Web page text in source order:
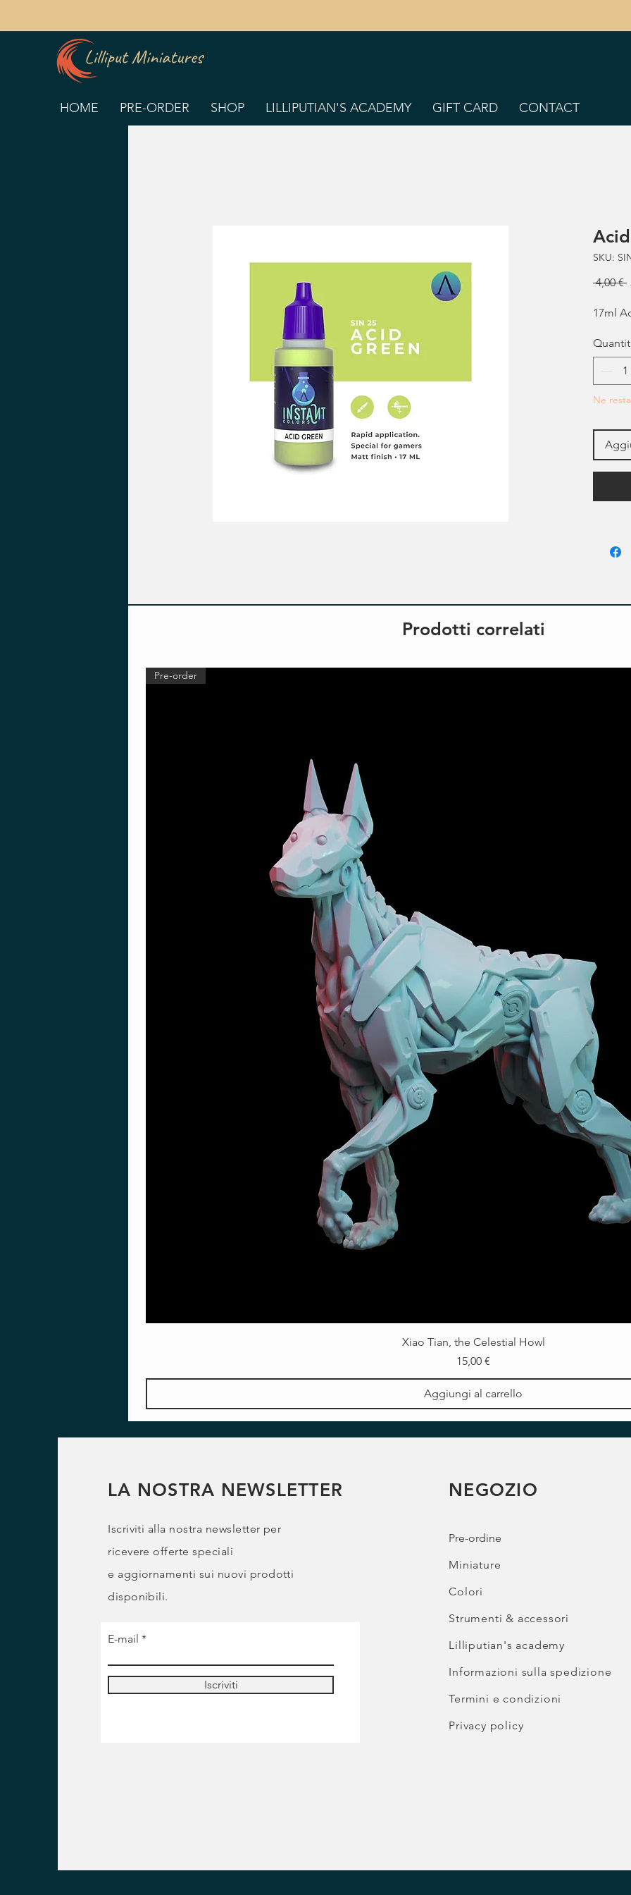
HOME PRE-ORDER SHOP LILLIPUTIAN'S ACADEMY GIFT CARD CONTACT
SKU:
4,00 €
17ml
Ne
Prodotti correlati
Pre-order
Xiao Tian, the Celestial Howl
Prezzo
15,00 €
Aggiungi al carrello
LA NOSTRA NEWSLETTER
Iscriviti alla nostra newsletter per
ricevere offerte speciali
e aggiornamenti sui nuovi prodotti
disponibili.
E-mail
Iscriviti
NEGOZIO
Pre-ordine
Miniature
Colori
Strumenti & accessori
Lilliputian's academy
Informazioni sulla spedizione
Termini e condizioni
Privacy policy